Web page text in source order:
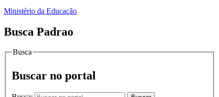
Ministério da Educação
Busca Padrao
Busca
Buscar no portal